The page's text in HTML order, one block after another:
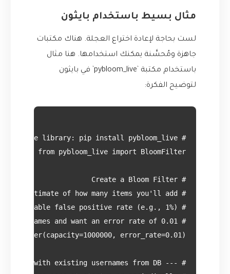
مثال بسيط باستخدام بايثون
لست بحاجة لإعادة اختراع العجلة. هناك مكتبات
جاهزة ومُحسَّنة يمكنك استخدامها. هنا مثال
باستخدام مكتبة `pybloom_live` في بايثون
لتوضيح الفكرة: